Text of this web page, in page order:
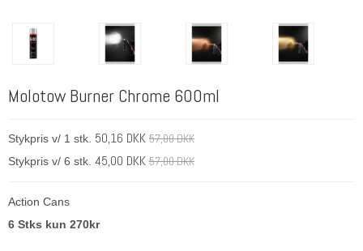
Molotow Burner Chrome 600ml
Stykpris v/ 1 stk. 50,16 DKK 57,00 DKK
Stykpris v/ 6 stk. 45,00 DKK 57,00 DKK
Action Cans
6 Stks kun 270kr